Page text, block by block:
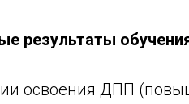
результаты
освоения ДПП